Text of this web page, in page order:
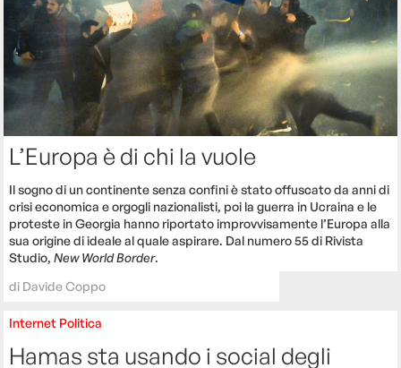
L’Europa è di chi la vuole
Il sogno di un continente senza confini è stato offuscato da anni di
crisi economica e orgogli nazionalisti, poi la guerra in Ucraina e le
proteste in Georgia hanno riportato improvvisamente l’Europa alla
sua origine di ideale al quale aspirare. Dal numero 55 di Rivista
Studio,New World Border.
di Davide Coppo
Internet Politica
Hamas sta usando i social degli